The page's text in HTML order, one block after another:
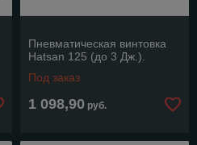
Пневматическая винтовка
Hatsan 125 (до 3 Дж.).
Под заказ
1 098,90 руб.